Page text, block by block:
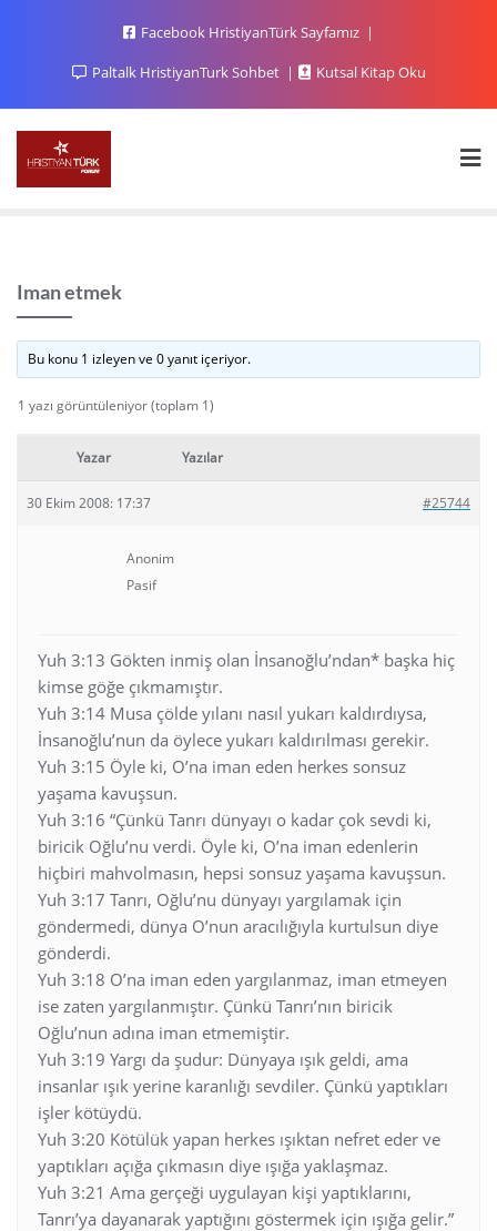
Facebook HristiyanTürk Sayfamız
Paltalk HristiyanTurk Sohbet
Kutsal Kitap Oku
Iman etmek
Bu konu 1 izleyen ve 0 yanıt içeriyor.
1 yazı görüntüleniyor (toplam 1)
Yazar Yazılar
30 Ekim 2008: 17:37 #25744
Anonim
Pasif
Yuh 3:13 Gökten inmiş olan İnsanoğlu’ndan* başka hiç
kimse göğe çıkmamıştır.
Yuh 3:14 Musa çölde yılanı nasıl yukarı kaldırdıysa,
İnsanoğlu’nun da öylece yukarı kaldırılması gerekir.
Yuh 3:15 Öyle ki, O’na iman eden herkes sonsuz
yaşama kavuşsun.
Yuh 3:16 “Çünkü Tanrı dünyayı o kadar çok sevdi ki,
biricik Oğlu’nu verdi. Öyle ki, O’na iman edenlerin
hiçbiri mahvolmasın, hepsi sonsuz yaşama kavuşsun.
Yuh 3:17 Tanrı, Oğlu’nu dünyayı yargılamak için
göndermedi, dünya O’nun aracılığıyla kurtulsun diye
gönderdi.
Yuh 3:18 O’na iman eden yargılanmaz, iman etmeyen
ise zaten yargılanmıştır. Çünkü Tanrı’nın biricik
Oğlu’nun adına iman etmemiştir.
Yuh 3:19 Yargı da şudur: Dünyaya ışık geldi, ama
insanlar ışık yerine karanlığı sevdiler. Çünkü yaptıkları
işler kötüydü.
Yuh 3:20 Kötülük yapan herkes ışıktan nefret eder ve
yaptıkları açığa çıkmasın diye ışığa yaklaşmaz.
Yuh 3:21 Ama gerçeği uygulayan kişi yaptıklarını,
Tanrı’ya dayanarak yaptığını göstermek için ışığa gelir.”